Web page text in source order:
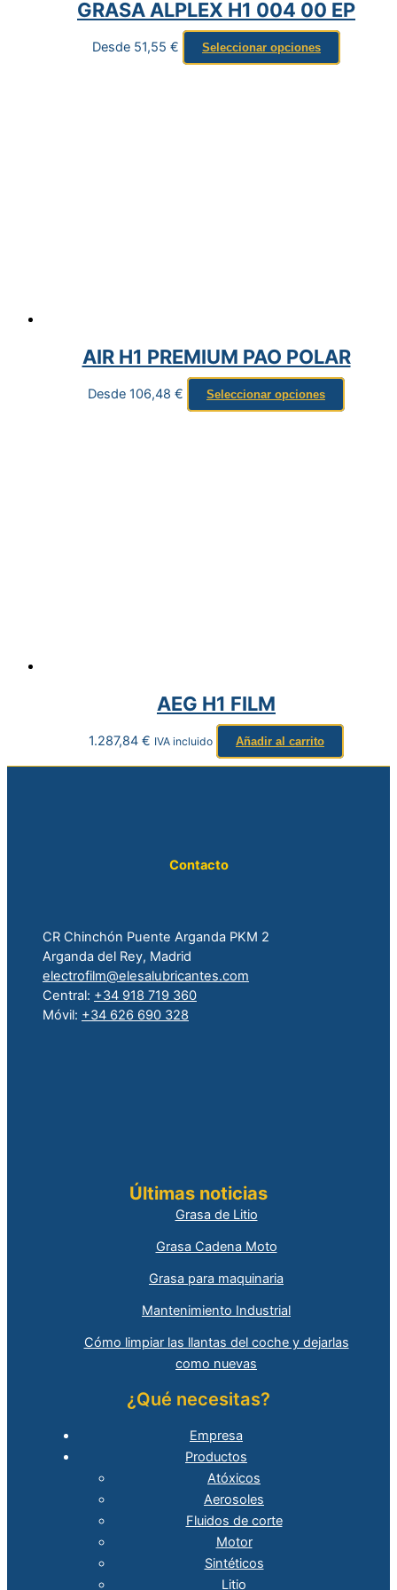
GRASA ALPLEX H1 004 00 EP
Desde 51,55 € Seleccionar opciones
AIR H1 PREMIUM PAO POLAR
Desde 106,48 € Seleccionar opciones
AEG H1 FILM
1.287,84 € IVA incluido Añadir al carrito
Contacto
CR Chinchón Puente Arganda PKM 2
Arganda del Rey, Madrid
electrofilm@elesalubricantes.com
Central: +34 918 719 360
Móvil: +34 626 690 328
Últimas noticias
Grasa de Litio
Grasa Cadena Moto
Grasa para maquinaria
Mantenimiento Industrial
Cómo limpiar las llantas del coche y dejarlas
como nuevas
¿Qué necesitas?
Empresa
Productos
Atóxicos
Aerosoles
Fluidos de corte
Motor
Sintéticos
Litio